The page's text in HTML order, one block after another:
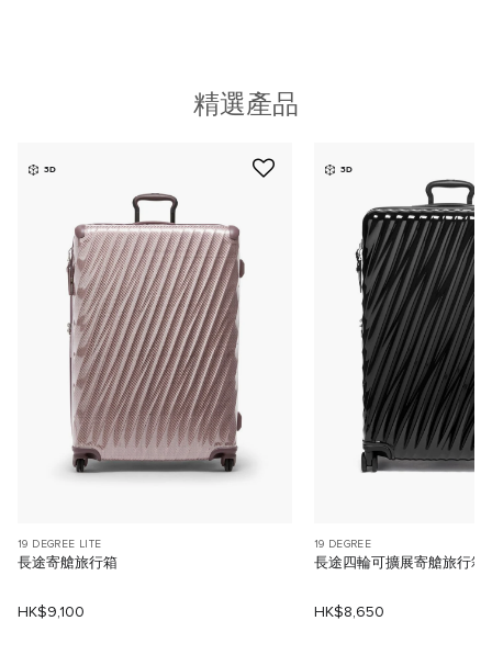
精選產品
3D
19 DEGREE LITE
長途寄艙旅行箱
HK$9,100
3D
19 DEGREE
長途四輪可擴展寄艙旅行箱
HK$8,650